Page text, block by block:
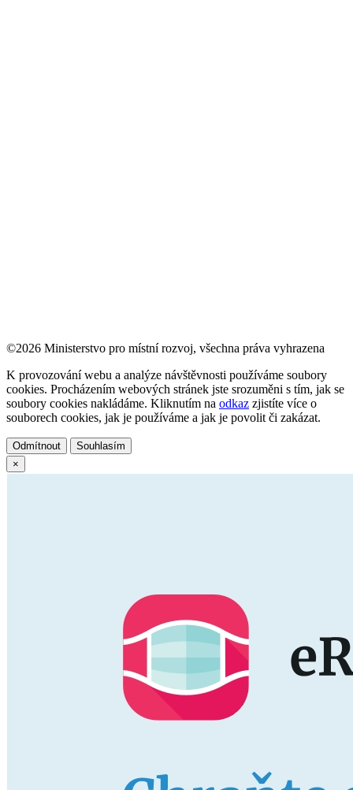
©2026 Ministerstvo pro místní rozvoj, všechna práva vyhrazena
K provozování webu a analýze návštěvnosti používáme soubory
cookies. Procházením webových stránek jste srozuměni s tím, jak se
soubory cookies nakládáme. Kliknutím na odkaz zjistíte více o
souborech cookies, jak je používáme a jak je povolit či zakázat.
Odmítnout
Souhlasím
×